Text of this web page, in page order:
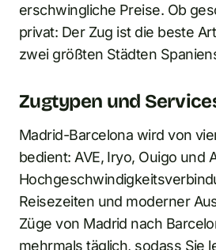
erschwingliche Preise. Ob
privat: Der Zug ist die beste
zwei größten Städten
Zugtypen und
Madrid-Barcelona wird von
bedient: AVE, Iryo, Ouigo und
Reisezeiten und moderner
Züge von Madrid nach
mehrmals täglich, sodass Sie